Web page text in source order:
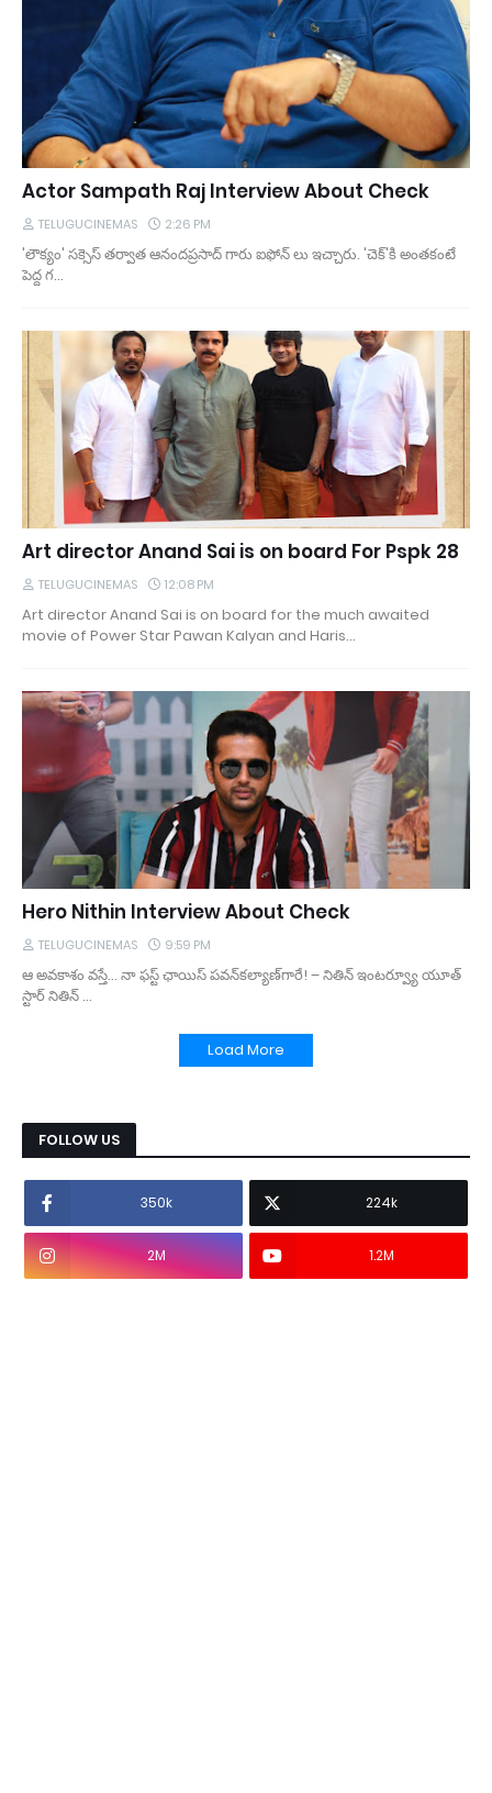
Actor Sampath Raj Interview About Check
TELUGUCINEMAS 2:26 PM
'లౌక్యం' సక్సెస్ తర్వాత ఆనందప్రసాద్ గారు ఐఫోన్ లు ఇచ్చారు. 'చెక్'కి అంతకంటే
పెద్ద గ…
Art director Anand Sai is on board For Pspk 28
TELUGUCINEMAS 12:08 PM
Art director Anand Sai is on board for the much awaited
movie of Power Star Pawan Kalyan and Haris…
Hero Nithin Interview About Check
TELUGUCINEMAS 9:59 PM
ఆ అవకాశం వస్తే... నా ఫస్ట్‌ ఛాయిస్‌ పవన్‌కల్యాణ్‌గారే! – నితిన్‌ ఇంటర్వ్యూ యూత్‌
స్టార్‌ నితిన్‌ …
Load More
FOLLOW US
350k 224k
2M 1.2M